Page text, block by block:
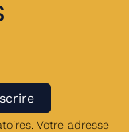
Votre adresse